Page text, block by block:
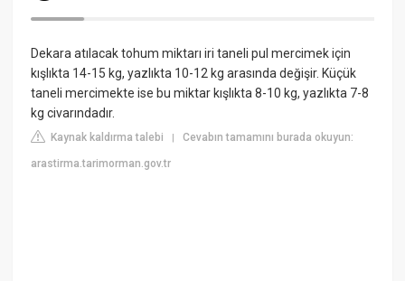
Dekara atılacak tohum miktarı iri taneli pul mercimek için
kışlıkta 14-15 kg, yazlıkta 10-12 kg arasında değişir. Küçük
taneli mercimekte ise bu miktar kışlıkta 8-10 kg, yazlıkta 7-8
kg civarındadır.
Kaynak kaldırma talebi |Cevabın tamamını burada okuyun:
arastirma.tarimorman.gov.tr